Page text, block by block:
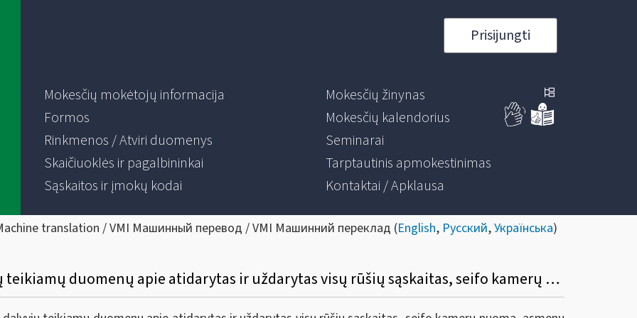
Prisijungti
Mokesčių mokėtojų informacija
Formos
Rinkmenos / Atviri duomenys
Skaičiuoklės ir pagalbininkai
Sąskaitos ir įmokų kodai
Mokesčių žinynas
Mokesčių kalendorius
Seminarai
Tarptautinis apmokestinimas
Kontaktai / Apklausa
translation / VMI Машинный перевод / VMI Машинний переклад (English, Русский,Українська)
Dėl atnaujinto Finansų rinkos dalyvių teikiamų duomenų apie atidarytas ir uždarytas visų rūšių sąskaitas, seifo kamerų nuomą, asmenų atstovus ir naudos gavėjus XML pranešimo aprašymo.